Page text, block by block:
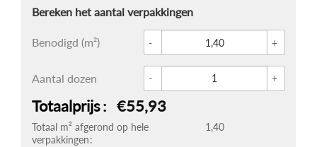
Benodigd (m²) Glace
Aantal dozen
Totaal m² afgerond op hele
verpakkingen
1,40
Totaalprijs €55,93